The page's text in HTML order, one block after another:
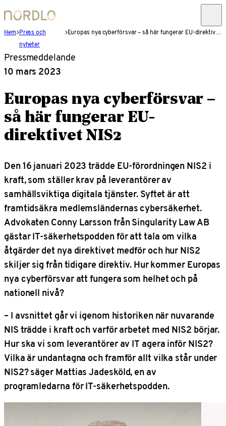
Hem Press och
nyheter
Europas nya cyberförsvar – så här fungerar EU-direktivet NIS2
Pressmeddelande
10 mars 2023
Europas nya cyberförsvar –
så här fungerar EU-
direktivet NIS2
Den 16 januari 2023 trädde EU-förordningen NIS2 i
kraft, som ställer krav på leverantörer av
samhällsviktiga digitala tjänster. Syftet är att
framtidsäkra medlemsländernas cybersäkerhet.
AdvokatenConny Larsson från Singularity Law AB
gästar IT-säkerhetspodden för att tala om vilka
åtgärder det nya direktivet medför och hur NIS2
skiljer sig från tidigare direktiv. Hur kommer Europas
nya cyberförsvar att fungera som helhet och på
nationell nivå?
– I avsnittet går vi igenom historiken när nuvarande
NIS trädde i kraft och varför arbetet med NIS2 börjar.
Hur ska vi som leverantörer av IT agera inför NIS2?
Vilka är undantagna och framför allt vilka står under
NIS2? säger Mattias Jadesköld, en av
programledarna för IT-säkerhetspodden.